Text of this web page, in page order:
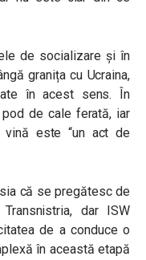
de socializare și în
granița cu Ucraina,
în acest sens. În
de cale ferată, iar
este “un act de
că se pregătesc de
dar ISW
de a conduce o
în această etapă